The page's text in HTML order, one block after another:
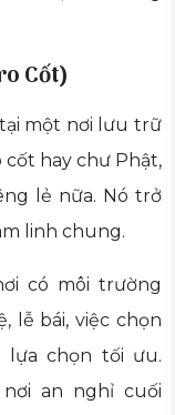
Cốt)
một nơi lưu trữ
hay chư Phật,
lẻ nữa. Nó trở
linh chung.
có môi trường
lễ bái, việc chọn
lựa chọn tối ưu.
an nghỉ cuối